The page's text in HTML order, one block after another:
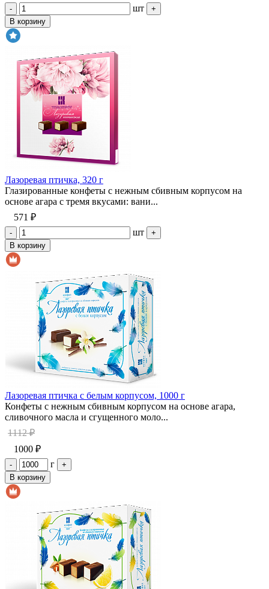
- шт
+
В корзину
Лазоревая птичка, 320 г
Глазированные конфеты с нежным сбивным корпусом на
основе агара с тремя вкусами: вани...
571 ₽
- шт
+
В корзину
Лазоревая птичка с белым корпусом, 1000 г
Конфеты с нежным сбивным корпусом на основе агара,
сливочного масла и сгущенного моло...
1112 ₽
1000 ₽
- г
+
В корзину